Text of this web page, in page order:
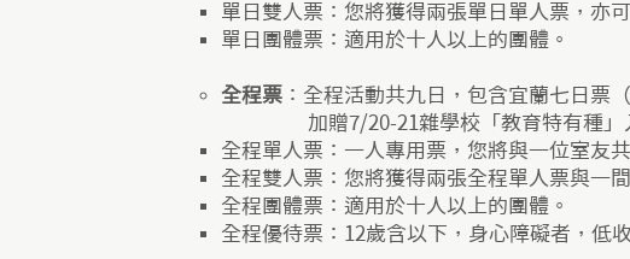
單日雙人票：您將獲得兩張單日單人票，亦
單日團體票：適用於十人以上的團體。​
全程票 ：全程活動共九日，包含宜蘭七日票
加贈7/20-21雜學校「教育特有種」入
全程單人票：一人專用票，您將與一位室友
全程雙人票：您將獲得兩張全程單人票與一
全程團體票：適用於十人以上的團體。
全程優待票：12歲含以下，身心障礙者，低